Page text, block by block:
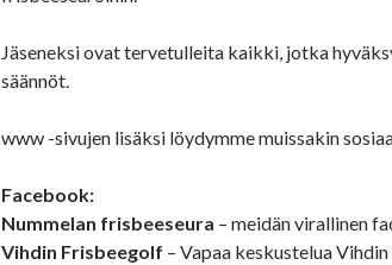
Jäseneksi ovat tervetulleita kaikki, jotka
säännöt.
www -sivujen lisäksi löydymme muissakin
Facebook:
Nummelan frisbeeseura – meidän virallinen
Vihdin Frisbeegolf – Vapaa keskustelua